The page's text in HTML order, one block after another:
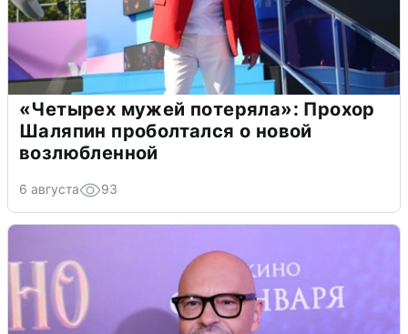
«Четырех мужей потеряла»: Прохор
Шаляпин проболтался о новой
возлюбленной
6 августа 93